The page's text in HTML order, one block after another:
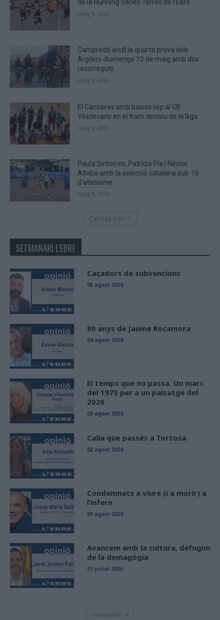
that
you
de la Running Sèries Terres de l’Ebre
maig 9, 2026
Campredó acull la quarta prova dels
Argilers diumenge 10 de maig amb dos
recorreguts
maig 9, 2026
El Cantaires amb baixes rep al CB
Viladecans en el tram decisiu de la lliga
maig 9, 2026
Paula Sintorres, Patrícia Pla i Néstor
Altaba amb la selecció catalana sub-16
d’atletisme
maig 8, 2026
Carrega més
SETMANARI L'EBRE
Caçadors de subvencions
05 agost 2026
80 anys de Jaume Rocamora
04 agost 2026
El temps que no passa. Un marc
del 1975 per a un paisatge del
2026
03 agost 2026
Calia que passés a Tortosa
02 agost 2026
Condemnats a viure (i a morir) a
l’infern
01 agost 2026
Avancem amb la cultura, defugim
de la demagògia
31 juliol 2026
Veure més